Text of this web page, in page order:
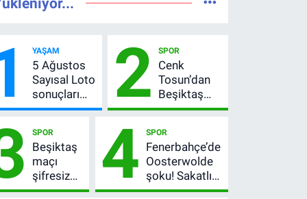
YAŞAM
5 Ağustos
Sayısal Loto
sonuçları
açıklandı!
TL devretti
2 SPOR
Cenk
Tosun’dan
Beşiktaş
açıklaması:
asıl mesajı
satır
arasında
verdi
SPOR
Beşiktaş
maçı
şifresiz
mi?
4 SPOR
Fenerbahçe’de
Oosterwolde
şoku! Sakatlığı
ciddi mi, kaç